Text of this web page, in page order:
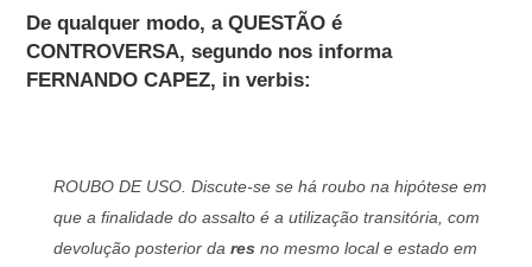
De qualquer modo, a QUESTÃO é
CONTROVERSA, segundo nos informa
FERNANDO CAPEZ, in verbis:
ROUBO DE USO. Discute-se se há roubo na hipótese em
que a finalidade do assalto é a utilização transitória, com
devolução posterior dares no mesmo local e estado em